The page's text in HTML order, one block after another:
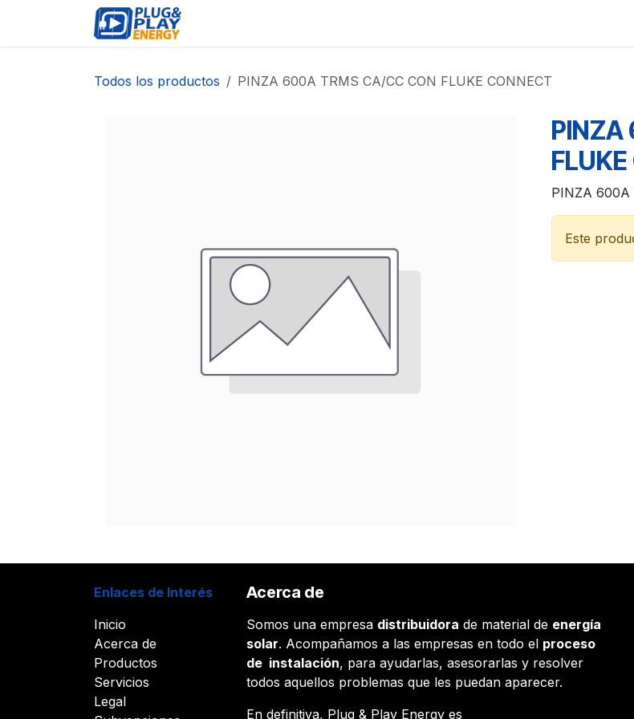
Todos los productos PINZA 600A TRMS CA/CC CON FLUKE CONNECT
PINZA
PINZA 600A
Este
Enlaces de Interés
Inicio
Acerca de
Productos
Servicios
Legal
Acerca de
Somos una empresa distribuidora de material de energía
solar. Acompañamos a las empresas en todo el proceso
de instalación, para ayudarlas, asesorarlas y resolver
todos aquellos problemas que les puedan aparecer.
En definitiva, Plug & Play Energy es